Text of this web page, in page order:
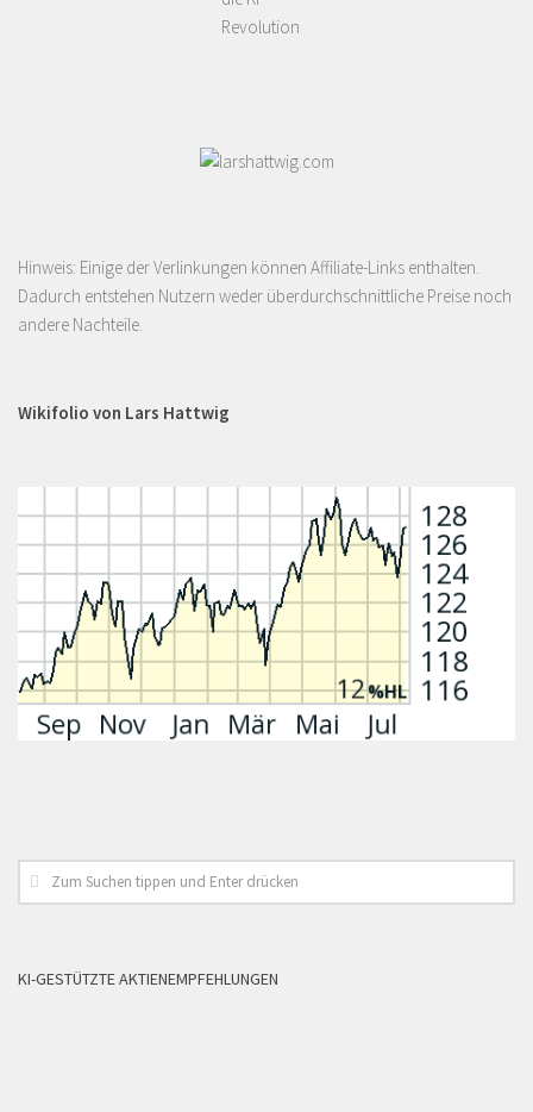
Revolution
Hinweis: Einige der Verlinkungen können Affiliate-Links enthalten.
Dadurch entstehen Nutzern weder überdurchschnittliche Preise noch
andere Nachteile.
Wikifolio von Lars Hattwig
KI-GESTÜTZTE AKTIENEMPFEHLUNGEN